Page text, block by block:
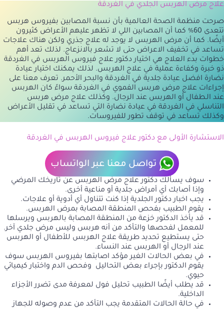
علاج مرض الهربس الجلدي في الغردقة
صرحت منظمة الصحة العالمية بأن نسبة المصابين بفيروس هربس
تتعدى 60% كما أن المصابين اللي لا تظهر عليهم الأعراض كثيرون
أيضًا. كما أن مرض الهربس لا يوجد له علاج جذري ولكن هناك علاجات
تساعد في تخفيف الاعراض حتى لا تشعر بالانزعاج. لذلك تعد أهم
خطوات بدء العلاج هي اختيار دكتور علاج فيروس الهربس في الغردقة
ذو خبرة وكفاءة عملية في علاج الهربس. لذلك يمكنك اختيار عيادة
نضارة افضل عيادة جلدية في الغردقة والبحر الأحمر. تعرف معنا على
إجراءات علاج مرض هربس الفموي في الغردقة سواءً كان الهربس
عند الـطفال أو الهربس عند الرجال. وكذلك علاج مرض هربس
التناسلي في الغردقة في عيادة نضارة التي تساعد في تقليل الأعراض
وكذلك تساعد في توقف تطور للفيروسات.
الاستشارة الأولى مع دكتور علاج فيروس الهربس في الغردقة
تواصل معنا عبر الواتساب
سوف يسألك دكتور علاج مرض الهربس عن تاريخك المرضي
وإذا أصابك أي أمراض جلدية أو مناعية أخرى.
يجب اخبار دكتور الجلدية إذا كنت تتناول أي أدوية أو علاجات.
يقوم الطبيب بفحص المنطقة المصابة بمرض الهربس.
قد يأخذ الدكتور خزعة من المنطقة المصابة بالهربس ويرسلها
للمعمل لفحصها والتأكد من أنه هربس وليس مرض جلدي آخر.
حتى يستطيع تحديد طريقة علاج الهربس للأطفال أو الهربس
عند الرجال أو الهربس عند النساء.
في بعض الحالات الغير مؤكد اصابتها بفيروس الهربس سوف
يقوم الدكتور بإجراء بعض التحاليل وفحص الدم واختبار كيميائي
حيوي.
قد يطلب أيضًا الطبيب تحليل فول لمعرفة مدى تضرر الأجزاء
الداخلية.
في حالة الحالات المتقدمة يجب التأكد من عدم وصوله للجهاز